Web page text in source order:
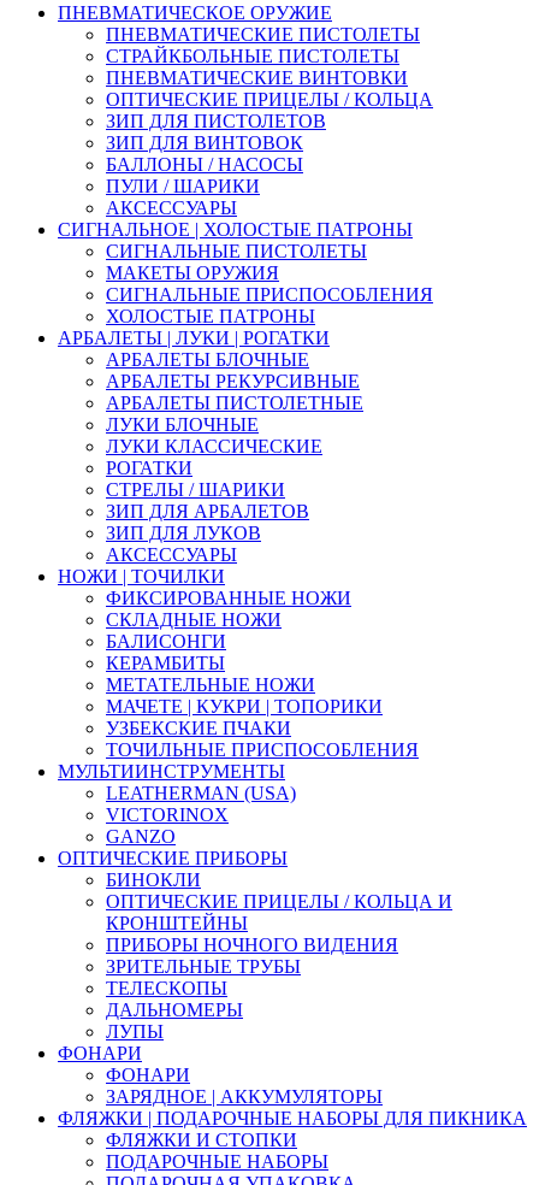
ПНЕВМАТИЧЕСКОЕ ОРУЖИЕ
ПНЕВМАТИЧЕСКИЕ ПИСТОЛЕТЫ
СТРАЙКБОЛЬНЫЕ ПИСТОЛЕТЫ
ПНЕВМАТИЧЕСКИЕ ВИНТОВКИ
ОПТИЧЕСКИЕ ПРИЦЕЛЫ / КОЛЬЦА
ЗИП ДЛЯ ПИСТОЛЕТОВ
ЗИП ДЛЯ ВИНТОВОК
БАЛЛОНЫ / НАСОСЫ
ПУЛИ / ШАРИКИ
АКСЕССУАРЫ
СИГНАЛЬНОЕ | ХОЛОСТЫЕ ПАТРОНЫ
СИГНАЛЬНЫЕ ПИСТОЛЕТЫ
МАКЕТЫ ОРУЖИЯ
СИГНАЛЬНЫЕ ПРИСПОСОБЛЕНИЯ
ХОЛОСТЫЕ ПАТРОНЫ
АРБАЛЕТЫ | ЛУКИ | РОГАТКИ
АРБАЛЕТЫ БЛОЧНЫЕ
АРБАЛЕТЫ РЕКУРСИВНЫЕ
АРБАЛЕТЫ ПИСТОЛЕТНЫЕ
ЛУКИ БЛОЧНЫЕ
ЛУКИ КЛАССИЧЕСКИЕ
РОГАТКИ
СТРЕЛЫ / ШАРИКИ
ЗИП ДЛЯ АРБАЛЕТОВ
ЗИП ДЛЯ ЛУКОВ
АКСЕССУАРЫ
НОЖИ | ТОЧИЛКИ
ФИКСИРОВАННЫЕ НОЖИ
СКЛАДНЫЕ НОЖИ
БАЛИСОНГИ
КЕРАМБИТЫ
МЕТАТЕЛЬНЫЕ НОЖИ
МАЧЕТЕ | КУКРИ | ТОПОРИКИ
УЗБЕКСКИЕ ПЧАКИ
ТОЧИЛЬНЫЕ ПРИСПОСОБЛЕНИЯ
МУЛЬТИИНСТРУМЕНТЫ
LEATHERMAN (USA)
VICTORINOX
GANZO
ОПТИЧЕСКИЕ ПРИБОРЫ
БИНОКЛИ
ОПТИЧЕСКИЕ ПРИЦЕЛЫ / КОЛЬЦА И
КРОНШТЕЙНЫ
ПРИБОРЫ НОЧНОГО ВИДЕНИЯ
ЗРИТЕЛЬНЫЕ ТРУБЫ
ТЕЛЕСКОПЫ
ДАЛЬНОМЕРЫ
ЛУПЫ
ФОНАРИ
ФОНАРИ
ЗАРЯДНОЕ | АККУМУЛЯТОРЫ
ФЛЯЖКИ | ПОДАРОЧНЫЕ НАБОРЫ ДЛЯ ПИКНИКА
ФЛЯЖКИ И СТОПКИ
ПОДАРОЧНЫЕ НАБОРЫ